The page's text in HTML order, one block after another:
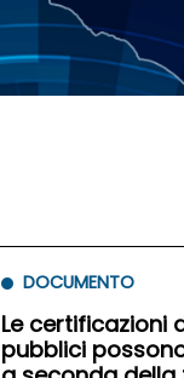
DOCUMENTO
Le certificazioni
pubblici